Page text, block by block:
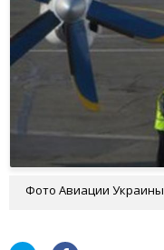
Фото Авиации Украины